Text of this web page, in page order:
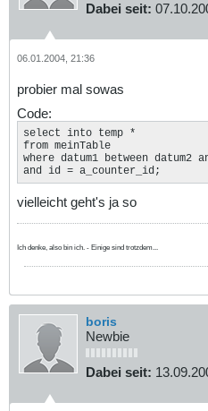
Dabei seit:
06.01.2004, 21:36
probier mal sowas
Code:
select into temp *
from meinTable
where datum1 between
and id = a_counter_id;
vielleicht geht's ja so
Ich denke, also bin ich. - Einige sind trotzdem...
boris
Newbie
Dabei seit: